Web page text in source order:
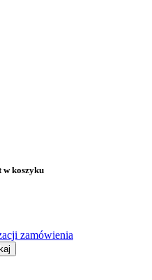
w koszyku
zamówienia